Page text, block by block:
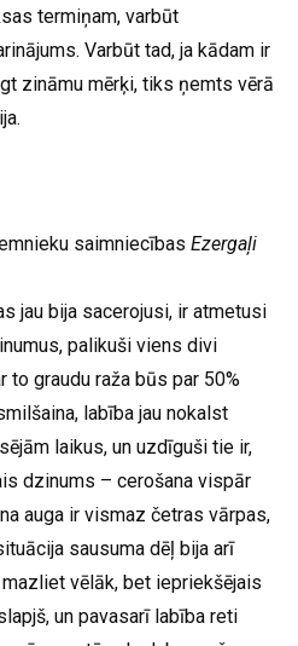
termiņam, varbūt
Varbūt tad, ja kādam ir
zināmu mērķi, tiks ņemts vērā
saimniecības Ezergaļi
jau bija sacerojusi, ir atmetusi
palikuši viens divi
graudu raža būs par 50%
labība jau nokalst
laikus, un uzdīguši tie ir,
dzinums – cerošana vispār
auga ir vismaz četras vārpas,
sausuma dēļ bija arī
vēlāk, bet iepriekšējais
un pavasarī labība reti